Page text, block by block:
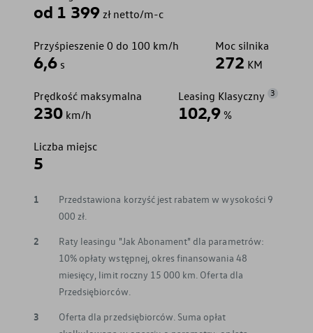
od 1 399 zł netto/m-c
Przyśpieszenie 0 do 100 km/h
6,6 s
Moc silnika
272 KM
Prędkość maksymalna
230 km/h
Leasing Klasyczny 3
102,9 %
Liczba miejsc
5
1
Przedstawiona korzyść jest rabatem w wysokości 9
000 zł.
2
Raty leasingu "Jak Abonament" dla parametrów:
10% opłaty wstępnej, okres finansowania 48
miesięcy, limit roczny 15 000 km. Oferta dla
Przedsiębiorców.
3
Oferta dla przedsiębiorców. Suma opłat